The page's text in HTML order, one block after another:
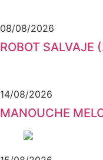
08/08/2026
ROBOT SALVAJE
14/08/2026
MANOUCHE